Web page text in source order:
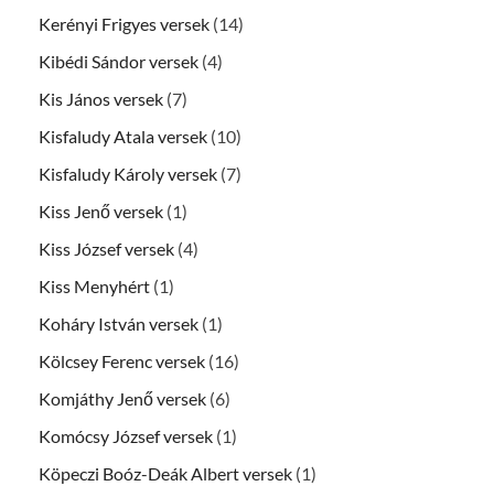
Kerényi Frigyes versek (14)
Kibédi Sándor versek (4)
Kis János versek (7)
Kisfaludy Atala versek (10)
Kisfaludy Károly versek (7)
Kiss Jenő versek (1)
Kiss József versek (4)
Kiss Menyhért (1)
Koháry István versek (1)
Kölcsey Ferenc versek (16)
Komjáthy Jenő versek (6)
Komócsy József versek (1)
Köpeczi Boóz-Deák Albert versek (1)